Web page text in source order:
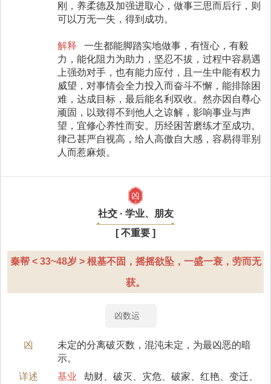
刚，养柔德及加强进取心，做事三思而后行，则
可以万无一失，得到成功。
解释
一生都能脚踏实地做事，有恆心，有毅
力，能化阻力为助力，坚忍不拔，过程中容易遇
上强劲对手，也有能力应付，且一生中能有权力
威望，对事情会全力投入而奋斗不懈，能排除困
难，达成目标，最后能名利双收。然亦因自尊心
顽固，以致得不到他人之谅解，影响事业与声
望，宜修心养性而安。历经困苦磨练才至成功。
律己甚严自视高，给人高傲自大感，容易得罪别
人而惹麻烦。
凶
社交 · 学业、朋友
[ 不重要 ]
秦帮 < 33~48岁 > 根基不固，摇摇欲坠，一盛一衰，劳而无
获。
凶数运
凶
未定的分离破灭数，混沌未定，为最凶恶的暗
示。
详述
基业
劫财、破灭、灾危、破家、红艳、变迁、